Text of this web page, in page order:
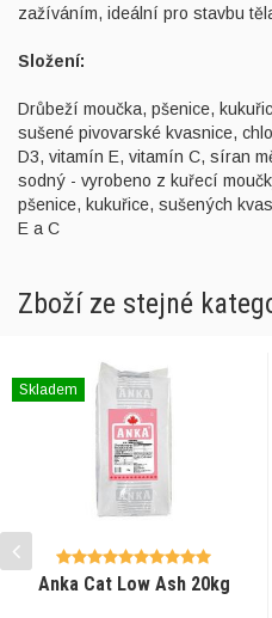
zažíváním, ideální pro stavbu
Složení:
Drůbeží moučka, pšenice,
sušené pivovarské kvasnice,
D3, vitamín E, vitamín C, síran
sodný - vyrobeno z kuřecí
pšenice, kukuřice, sušených
E a C
Zboží ze stejné
Anka Cat Low Ash 20kg
Skladem